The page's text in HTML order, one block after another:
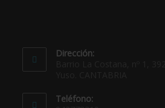
Dirección:
Teléfono: